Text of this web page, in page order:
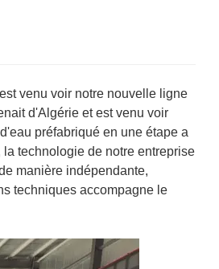
venu voir notre nouvelle ligne
d'Algérie et est venu voir
préfabriqué en une étape a
technologie de notre entreprise
manière indépendante,
techniques accompagne le